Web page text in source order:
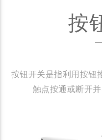
按
按钮开关是指利用按钮
触点按通或断开